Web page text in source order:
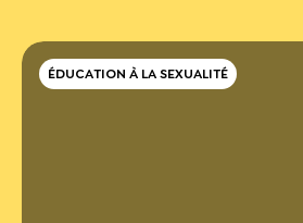
ÉDUCATION À LA SEXUALITÉ